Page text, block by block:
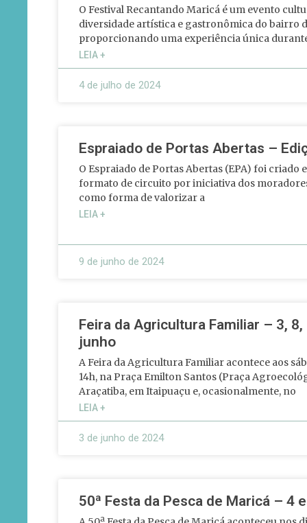
O Festival Recantando Maricá é um evento
diversidade artística e gastronômica do bairro
proporcionando uma experiência única
LEIA +
4 de julho de 2024
Espraiado de Portas Abertas –
O Espraiado de Portas Abertas (EPA) foi criado
formato de circuito por iniciativa dos
como forma de valorizar a
LEIA +
9 de junho de 2024
Feira da Agricultura Familiar – 3, 8,
junho
A Feira da Agricultura Familiar acontece aos
14h, na Praça Emilton Santos (Praça
Araçatiba, em Itaipuaçu e, ocasionalmente, no
LEIA +
3 de junho de 2024
50ª Festa da Pesca de Maricá – 4